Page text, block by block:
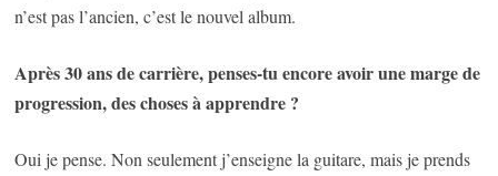
n’est pas l’ancien, c’est le nouvel album.
Après 30 ans de carrière, penses-tu encore avoir une marge de
progression, des choses à apprendre ?
Oui je pense. Non seulement j’enseigne la guitare, mais je prends